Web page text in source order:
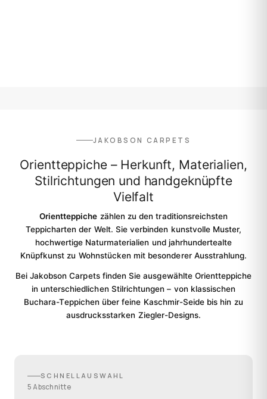
JAKOBSON CARPETS
Orientteppiche – Herkunft, Materialien,
Stilrichtungen und handgeknüpfte
Vielfalt
Orientteppiche zählen zu den traditionsreichsten
Teppicharten der Welt. Sie verbinden kunstvolle Muster,
hochwertige Naturmaterialien und jahrhundertealte
Knüpfkunst zu Wohnstücken mit besonderer Ausstrahlung.
Bei Jakobson Carpets finden Sie ausgewählte Orientteppiche
in unterschiedlichen Stilrichtungen – von klassischen
Buchara-Teppichen über feine Kaschmir-Seide bis hin zu
ausdrucksstarken Ziegler-Designs.
SCHNELLAUSWAHL
5 Abschnitte